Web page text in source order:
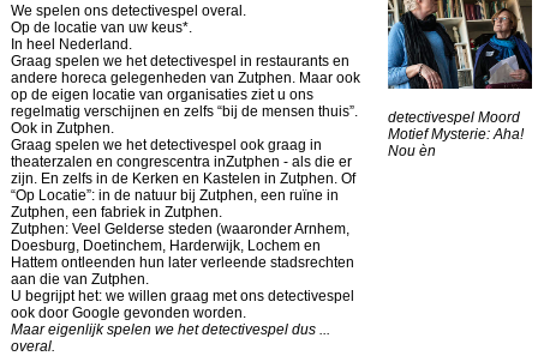
We spelen ons detectivespel overal.
Op de locatie van uw keus*.
In heel Nederland.
Graag spelen we het detectivespel in restaurants en
andere horeca gelegenheden van Zutphen. Maar ook
op de eigen locatie van organisaties ziet u ons
regelmatig verschijnen en zelfs “bij de mensen thuis”.
Ook in Zutphen.
Graag spelen we het detectivespel ook graag in
theaterzalen en congrescentra inZutphen - als die er
zijn. En zelfs in de Kerken en Kastelen in Zutphen. Of
“Op Locatie”: in de natuur bij Zutphen, een ruïne in
Zutphen, een fabriek in Zutphen.
Zutphen: Veel Gelderse steden (waaronder Arnhem,
Doesburg, Doetinchem, Harderwijk, Lochem en
Hattem ontleenden hun later verleende stadsrechten
aan die van Zutphen.
U begrijpt het: we willen graag met ons detectivespel
ook door Google gevonden worden.
Maar eigenlijk spelen we het detectivespel dus ...
overal.
detectivespel Moord
Motief Mysterie: Aha!
Nou èn